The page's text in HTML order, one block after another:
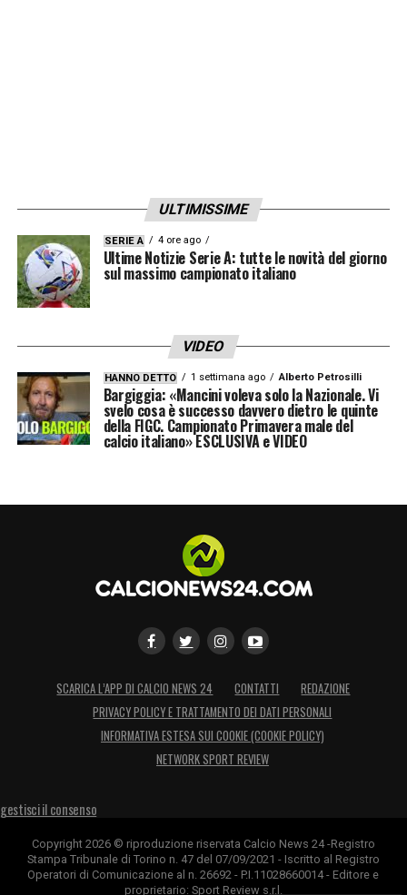
ULTIMISSIME
SERIE A 4 ore ago
Ultime Notizie Serie A: tutte le novità del giorno
sul massimo campionato italiano
VIDEO
HANNO DETTO 1 settimana ago Alberto Petrosilli
Bargiggia: «Mancini voleva solo la Nazionale. Vi
svelo cosa è successo davvero dietro le quinte
della FIGC. Campionato Primavera male del
calcio italiano» ESCLUSIVA e VIDEO
SCARICA L’APP DI CALCIO NEWS 24 CONTATTI
REDAZIONE
PRIVACY POLICY E TRATTAMENTO DEI DATI PERSONALI
INFORMATIVA ESTESA SUI COOKIE (COOKIE POLICY)
NETWORK SPORT REVIEW
gestisci il consenso
Copyright 2026 © riproduzione riservata Calcio News 24 -Registro
Stampa Tribunale di Torino n. 47 del 07/09/2021 - Iscritto al Registro
Operatori di Comunicazione al n. 26692 - P.I.11028660014 - Editore e
proprietario: Sport Review s.r.l.